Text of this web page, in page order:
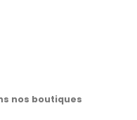
nos boutiques